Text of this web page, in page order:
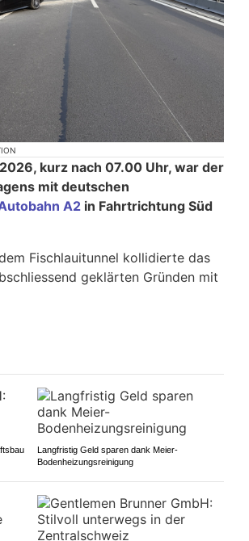
kurz nach 07.00 Uhr, war der
mit deutschen
A2 in Fahrtrichtung Süd
Fischlauitunnel kollidierte das
geklärten Gründen mit
Langfristig Geld sparen dank Meier-
Bodenheizungsreinigung